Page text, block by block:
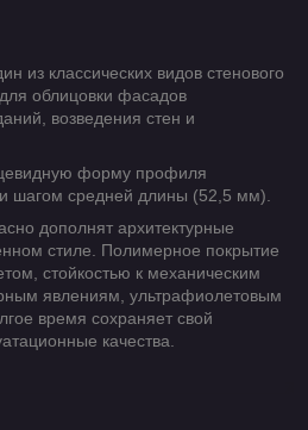
из классических видов стенового
облицовки фасадов
возведения стен и
форму профиля
шагом средней длины (52,5 мм).
дополнят архитектурные
стиле. Полимерное покрытие
стойкостью к механическим
явлениям, ультрафиолетовым
время сохраняет свой
качества.